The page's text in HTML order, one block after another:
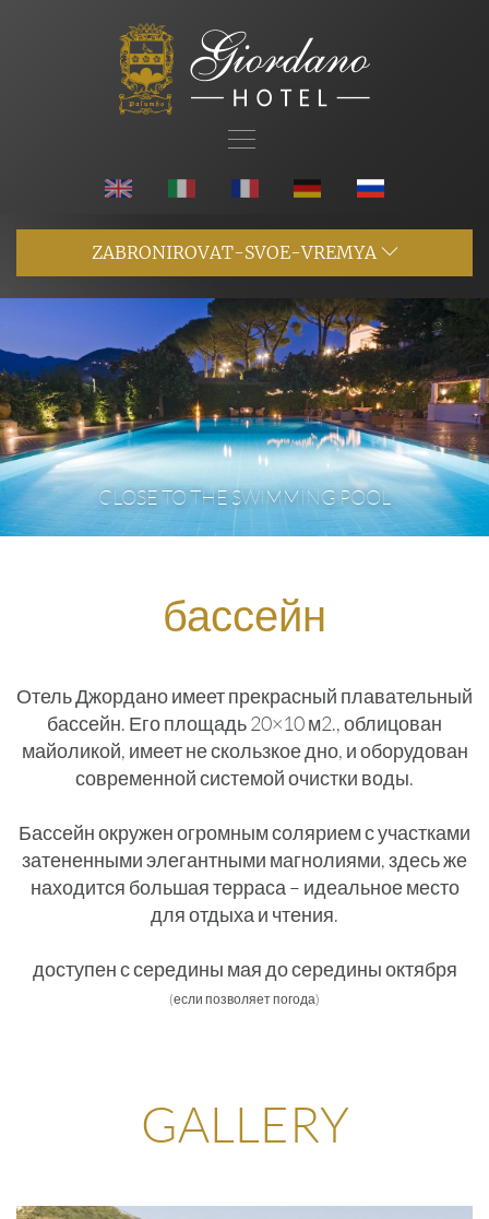
CLOSE TO THE SWIMMING POOL
CLOSE TO THE SWIMMING POOL
CLOSE TO THE SWIMMING POOL
ZABRONIROVAT-SVOE-VREMYA
бассейн
Отель Джордано имеет прекрасный плавательный
бассейн. Его площадь 20×10 м2., облицован
майоликой, имеет не скользкое дно, и оборудован
современной системой очистки воды.
Бассейн окружен огромным солярием с участками
затененными элегантными магнолиями, здесь же
находится большая терраса – идеальное место
для отдыха и чтения.
доступен с середины мая до середины октября
(если позволяет погода)
GALLERY